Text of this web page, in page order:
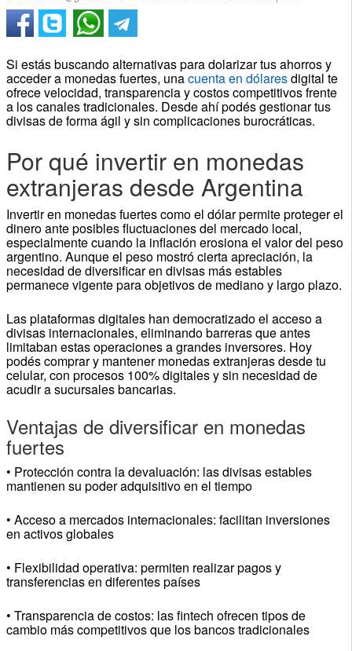
Si estás buscando alternativas para dolarizar tus ahorros y
acceder a monedas fuertes, unacuenta en dólaresdigital te
ofrece velocidad, transparencia y costos competitivos frente
a los canales tradicionales. Desde ahí podés gestionar tus
divisas de forma ágil y sin complicaciones burocráticas.
Por qué invertir en monedas
extranjeras desde Argentina
Invertir en monedas fuertes como el dólar permite proteger el
dinero ante posibles fluctuaciones del mercado local,
especialmente cuando la inflación erosiona el valor del peso
argentino. Aunque el peso mostró cierta apreciación, la
necesidad de diversificar en divisas más estables
permanece vigente para objetivos de mediano y largo plazo.
Las plataformas digitales han democratizado el acceso a
divisas internacionales, eliminando barreras que antes
limitaban estas operaciones a grandes inversores. Hoy
podés comprar y mantener monedas extranjeras desde tu
celular, con procesos 100% digitales y sin necesidad de
acudir a sucursales bancarias.
Ventajas de diversificar en monedas
fuertes
• Protección contra la devaluación: las divisas estables
mantienen su poder adquisitivo en el tiempo
• Acceso a mercados internacionales: facilitan inversiones
en activos globales
• Flexibilidad operativa: permiten realizar pagos y
transferencias en diferentes países
• Transparencia de costos: las fintech ofrecen tipos de
cambio más competitivos que los bancos tradicionales